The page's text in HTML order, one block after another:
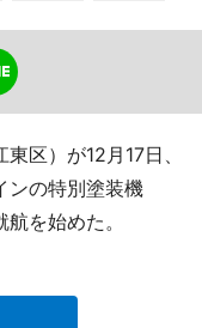
区）が12月17日、
ンの特別塗装機
を始めた。